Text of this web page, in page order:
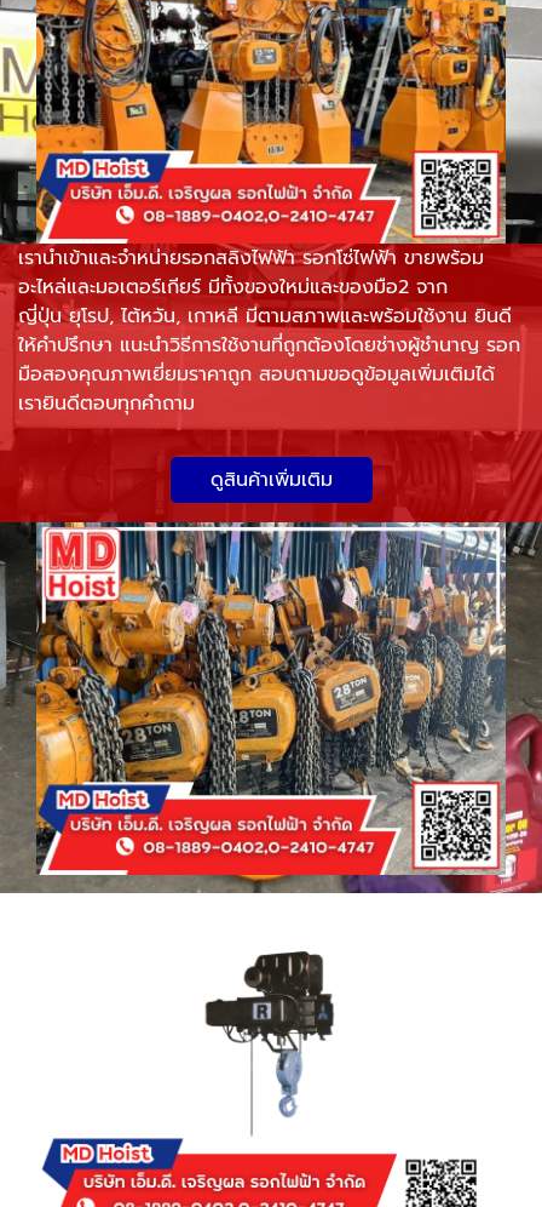
เรานำเข้าและจำหน่ายรอกสลิงไฟฟ้า รอกโซ่ไฟฟ้า ขายพร้อม
อะไหล่และมอเตอร์เกียร์ มีทั้งของใหม่และของมือ2 จาก
ญี่ปุ่น ยุโรป, ไต้หวัน, เกาหลี มีตามสภาพและพร้อมใช้งาน ยินดี
ให้คำปรึกษา แนะนำวิธีการใช้งานที่ถูกต้องโดยช่างผู้ชำนาญ รอก
มือสองคุณภาพเยี่ยมราคาถูก สอบถามขอดูข้อมูลเพิ่มเติมได้
เรายินดีตอบทุกคำถาม
ดูสินค้าเพิ่มเติม